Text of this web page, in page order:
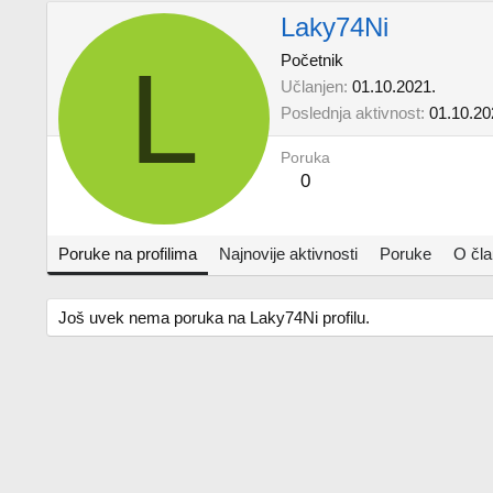
L
Laky74Ni
Početnik
Učlanjen 01.10.2021.
Poslednja aktivnost
Poruka
0
Poruke na profilima Najnovije aktivnosti Poruke O
Još uvek nema poruka na Laky74Ni profilu.